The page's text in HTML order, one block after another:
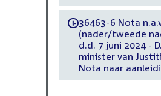
-36463-6 Nota
(nader/tweede
d.d. 7 juni 2024 -
minister van
Nota naar